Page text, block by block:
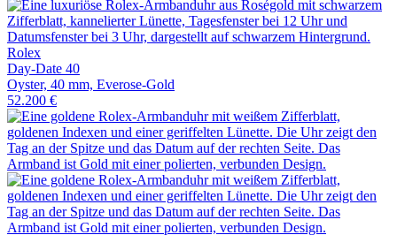
Rolex
Day-Date 40
Oyster, 40 mm, Everose-Gold
52.200 €